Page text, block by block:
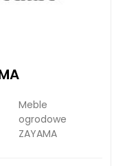
Meble
ogrodowe
ZAYAMA